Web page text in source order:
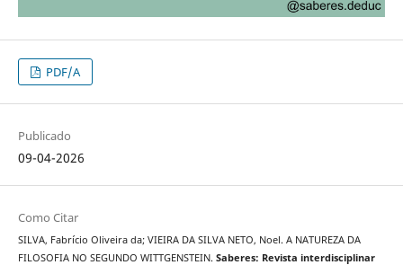
PDF/A
Publicado
09-04-2026
Como Citar
SILVA, Fabrício Oliveira da; VIEIRA DA SILVA NETO, Noel. A NATUREZA DA
FILOSOFIA NO SEGUNDO WITTGENSTEIN. Saberes: Revista interdisciplinar